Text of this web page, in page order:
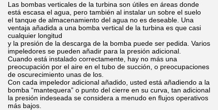
Las bombas verticales de la turbina son útiles en áreas donde
está escasa el agua, pero también al instalar un sobre el suelo
el tanque de almacenamiento del agua no es deseable. Una
ventaja añadida a una bomba vertical de la turbina es que casi
cualquier longitud
y la presión de la descarga de la bomba puede ser pedida. Varios
impeledores se pueden añadir para la presión adicional.
Cuando está instalado correctamente, hay no más una
preocupación por el aire en el tubo de succión, o preocupaciones
de oscurecimiento unas de los.
Con cada impeledor adicional añadido, usted está añadiendo a la
bomba “mantequera” o punto del cierre en su curva, tan adicional
la presión indeseada se considera a menudo en flujos operativos
más bajos.